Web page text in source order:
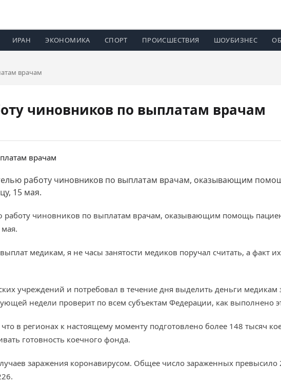
ИРАН ЭКОНОМИКА СПОРТ ПРОИСШЕСТВИЯ ШОУБИЗНЕС
врачам
чиновников по выплатам врачам
работу чиновников по выплатам врачам, оказывающим
15 мая.
работу чиновников по выплатам врачам, оказывающим помощь
медикам, я не часы занятости медиков поручал считать, а факт
учреждений и потребовал в течение дня выделить деньги медикам
недели проверит по всем субъектам Федерации, как выполнено
что в регионах к настоящему моменту подготовлено более 148 тысяч
готовность коечного фонда.
заражения коронавирусом. Общее число зараженных превысило